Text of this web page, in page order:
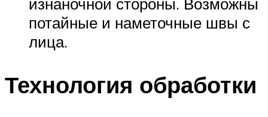
потайные и наметочные швы с
лица.
Технология обработки